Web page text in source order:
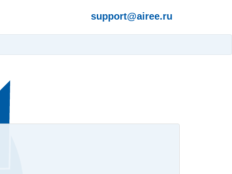
support@airee.ru